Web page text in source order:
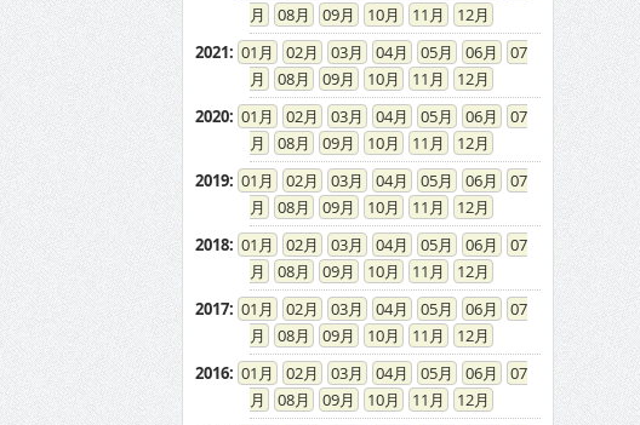
08
09 10 11
12
2021: 01 02 03 04 05 06
07
08
09 10 11
12
2020: 01 02 03 04 05 06
07
08
09 10 11
12
2019: 01 02 03 04 05 06
07
08
09 10 11
12
2018: 01 02 03 04 05 06
07
08
09 10 11
12
2017: 01 02 03 04 05 06
07
08
09 10 11
12
2016: 01 02 03 04 05 06
07
08
09 10 11
12